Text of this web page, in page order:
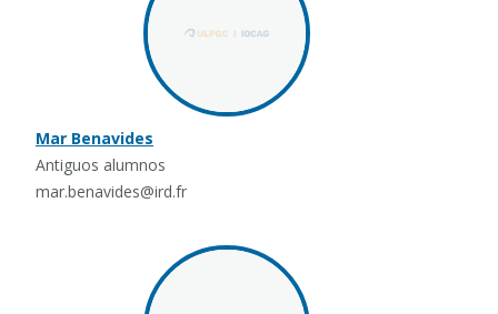
Mar Benavides
Antiguos alumnos
mar.benavides@ird.fr